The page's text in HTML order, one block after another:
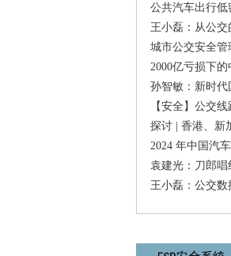
公共汽车出行
王小磊：从公交
城市公交安全
2000亿亏损下
孙智敏：新时
【安全】公交
探讨 | 香港、新
2024 年中国汽
袁建光：刀郎
王小磊：公交